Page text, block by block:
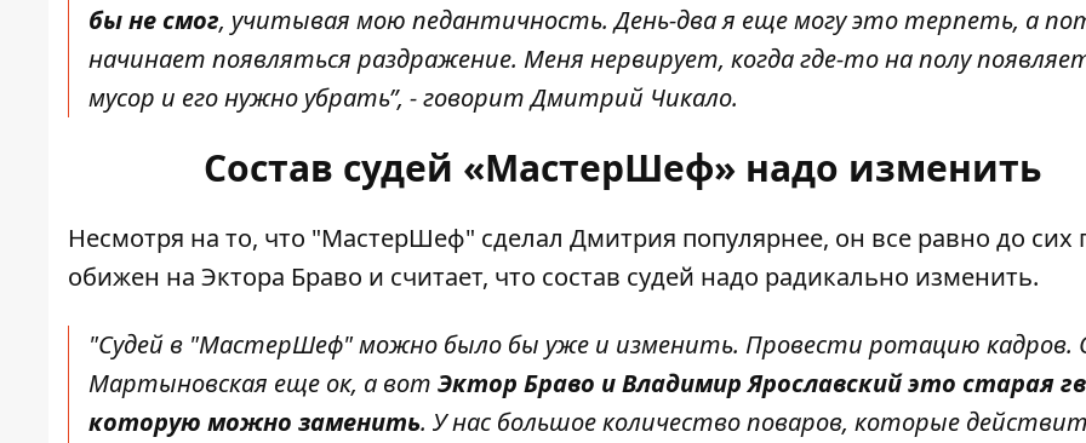
бы не смог, учитывая мою педантичность. День-два я еще могу это терпеть, а
начинает появляться раздражение. Меня нервирует, когда где-то на полу
мусор и его нужно убрать”, - говорит Дмитрий Чикало.
Состав судей «МастерШеф» надо изменить
Несмотря на то, что "МастерШеф" сделал Дмитрия популярнее, он все равно до сих
обижен на Эктора Браво и считает, что состав судей надо радикально изменить.
"Судей в "МастерШеф" можно было бы уже и изменить. Провести ротацию кадров.
Мартыновская еще ок, а вот Эктор Браво и Владимир Ярославский это старая
которую можно заменить. У нас большое количество поваров, которые